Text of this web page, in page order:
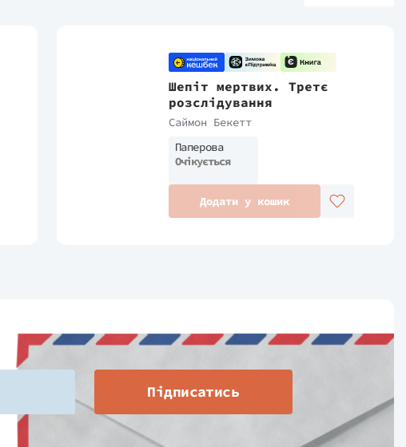
Шепіт мертвих. Третє
розслідування
Саймон Бекетт
Паперова
Очікується
Додати у кошик
Підписатись